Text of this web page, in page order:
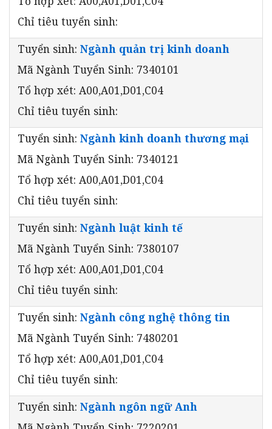
Chỉ tiêu tuyển sinh:
Tuyển sinh: Ngành quản trị kinh doanh
Mã Ngành Tuyển Sinh: 7340101
Tổ hợp xét: A00,A01,D01,C04
Chỉ tiêu tuyển sinh:
Tuyển sinh: Ngành kinh doanh thương mại
Mã Ngành Tuyển Sinh: 7340121
Tổ hợp xét: A00,A01,D01,C04
Chỉ tiêu tuyển sinh:
Tuyển sinh: Ngành luật kinh tế
Mã Ngành Tuyển Sinh: 7380107
Tổ hợp xét: A00,A01,D01,C04
Chỉ tiêu tuyển sinh:
Tuyển sinh: Ngành công nghệ thông tin
Mã Ngành Tuyển Sinh: 7480201
Tổ hợp xét: A00,A01,D01,C04
Chỉ tiêu tuyển sinh:
Tuyển sinh: Ngành ngôn ngữ Anh